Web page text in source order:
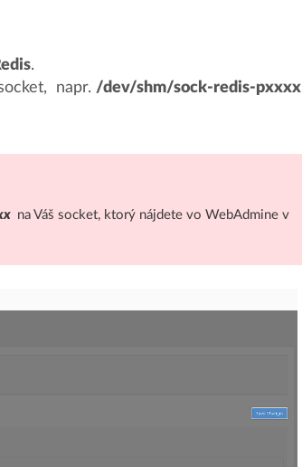
.
napr. /dev/shm/sock-redis-pxxxx
na Váš socket, ktorý nájdete vo WebAdmine v